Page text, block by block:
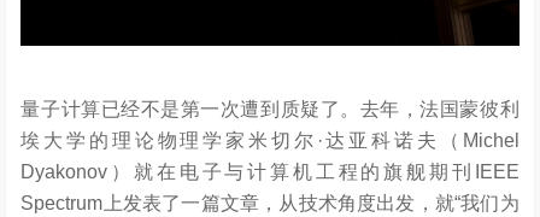
量子计算已经不是第一次遭到质疑了。去年，法国蒙彼利
埃大学的理论物理学家米切尔·达亚科诺夫（Michel
Dyakonov）就在电子与计算机工程的旗舰期刊IEEE
Spectrum上发表了一篇文章，从技术角度出发，就“我们为